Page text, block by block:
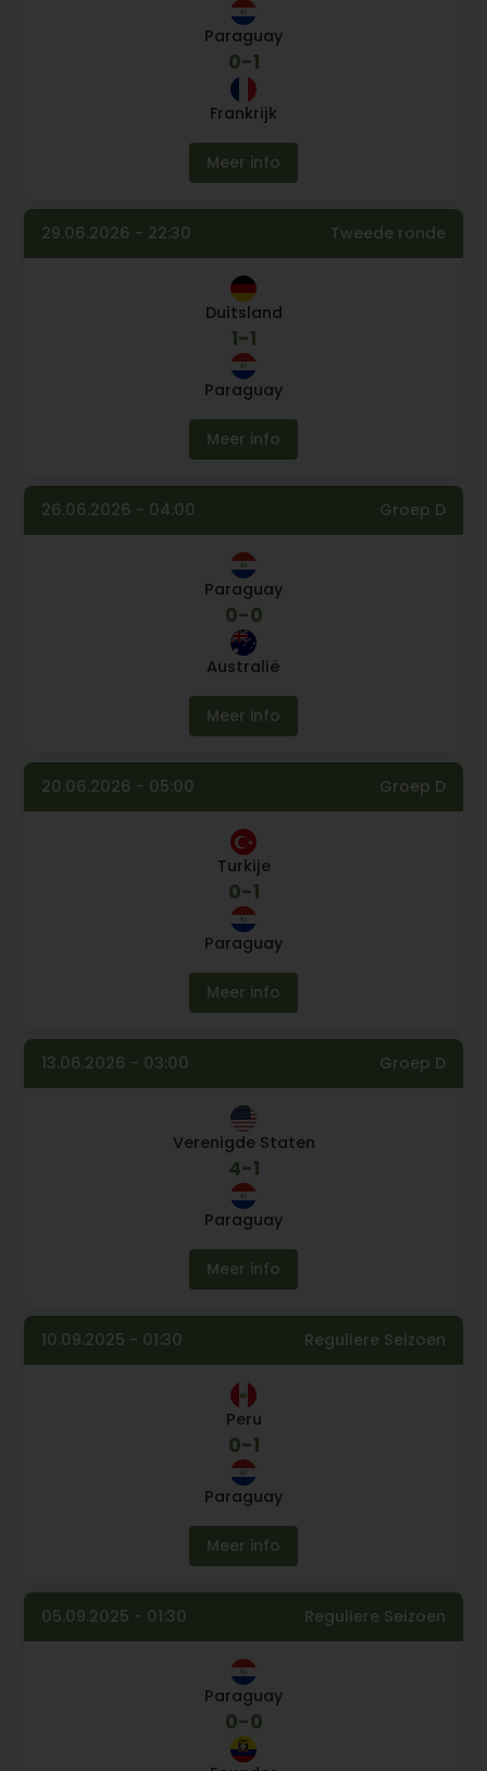
Paraguay
0-1
Frankrijk
Meer info
29.06.2026 - 22:30 Tweede ronde
Duitsland
1-1
Paraguay
Meer info
26.06.2026 - 04:00 Groep D
Paraguay
0-0
Australië
Meer info
20.06.2026 - 05:00 Groep D
Turkije
0-1
Paraguay
Meer info
13.06.2026 - 03:00 Groep D
Verenigde Staten
4-1
Paraguay
Meer info
10.09.2025 - 01:30 Reguliere Seizoen
Peru
0-1
Paraguay
Meer info
05.09.2025 - 01:30 Reguliere Seizoen
Paraguay
0-0